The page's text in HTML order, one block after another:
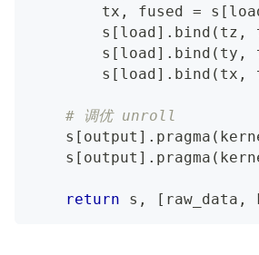
        tx
, fused = s [
        s
[ load] . bind ( tz ,
        s
[ load] . bind ( ty ,
        s
[ load] . bind ( tx ,
# 调优 unroll
    s
[ output ] . pragma (
    s
[ output ] . pragma (
return s , [ raw_data ,